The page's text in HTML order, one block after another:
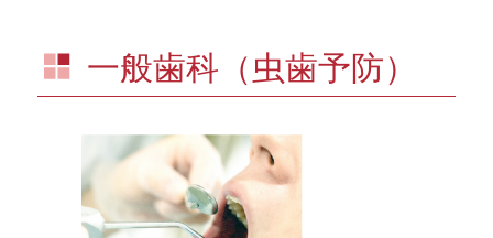
一般歯科（虫歯予防）